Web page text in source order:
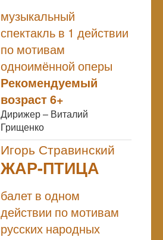
музыкальный
спектакль в 1 действии
по мотивам
одноимённой оперы
Рекомендуемый
возраст 6+
Дирижер – Виталий
Грищенко
Игорь Стравинский
ЖАР-ПТИЦА
балет в одном
действии по мотивам
русских народных